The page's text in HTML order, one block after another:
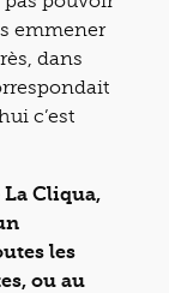
emmener
dans
c’est
Cliqua,
les
ou au